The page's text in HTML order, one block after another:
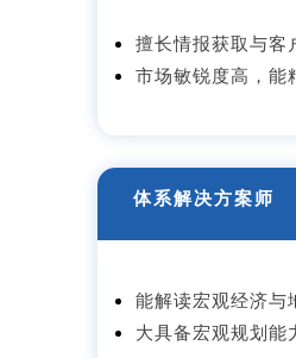
擅长情报获取与客
市场敏锐度高，能
体系解决方案师
能解读宏观经济与
大具备宏观规划能